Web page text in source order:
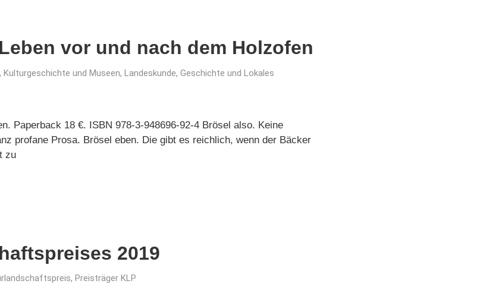
vor und nach dem Holzofen
, Kulturgeschichte und Museen, Landeskunde, Geschichte und Lokales
Paperback 18 €. ISBN 978-3-948696-92-4 Brösel also. Keine
profane Prosa. Brösel eben. Die gibt es reichlich, wenn der Bäcker
zu
2019
, Preisträger KLP